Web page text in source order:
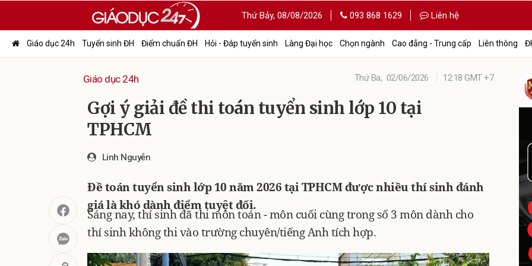
Thứ Bảy, 08/08/2026 093 868 1629 Liên hệ
Giáo dục 24h Tuyển sinh ĐH Điểm chuẩn ĐH Hỏi - Đáp tuyển sinh Làng Đại học Chọn ngành Cao đẳng - Trung cấp Liên thông
Giáo dục 24h Thứ Ba, 02/06/2026 12:18 GMT +7
Gợi ý giải đề thi toán tuyển sinh lớp 10 tại
TPHCM
Linh Nguyễn
Đề toán tuyển sinh lớp 10 năm 2026 tại TPHCM được nhiều thí sinh đánh
giá là khó dành điểm tuyệt đối.
Sáng nay, thí sinh đã thi môn toán - môn cuối cùng trong số 3 môn dành cho
thí sinh không thi vào trường chuyên/tiếng Anh tích hợp.